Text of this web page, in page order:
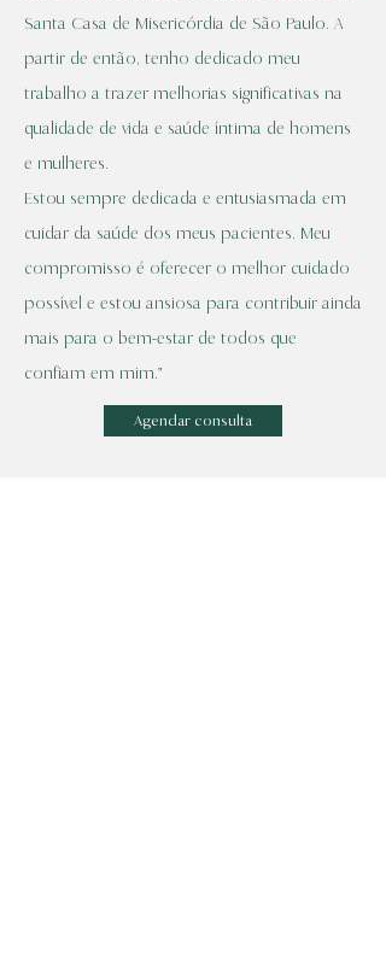
Santa Casa de Misericórdia de São Paulo. A
partir de então, tenho dedicado meu
trabalho a trazer melhorias significativas na
qualidade de vida e saúde íntima de homens
e mulheres.
Estou sempre dedicada e entusiasmada em
cuidar da saúde dos meus pacientes. Meu
compromisso é oferecer o melhor cuidado
possível e estou ansiosa para contribuir ainda
mais para o bem-estar de todos que
confiam em mim."
Agendar consulta